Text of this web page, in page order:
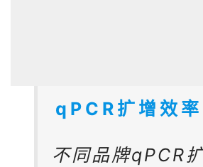
qPCR扩增效率
不同品牌qPCR